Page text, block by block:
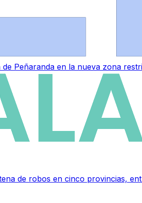
Peñaranda en la nueva zona
de robos en cinco provincias,